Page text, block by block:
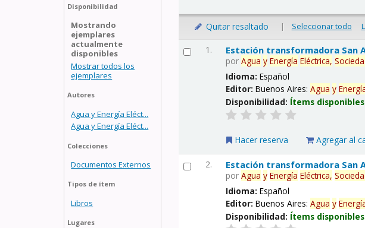
Disponibilidad
Mostrando
ejemplares
actualmente
disponibles
Mostrar todos los
ejemplares
Autores
Agua y Energía Eléct...
Agua y Energía Eléct...
Colecciones
Documentos Externos
Tipos de ítem
Libros
Lugares
Quitar resaltado | Seleccionar todo
1. Estación transformadora San
porAgua y Energía Eléctrica,
Idioma:Español
Editor:Buenos Aires:Agua y
Disponibilidad: Ítems
Hacer reserva Agregar al
2. Estación transformadora San
porAgua y Energía Eléctrica,
Idioma:Español
Editor:Buenos Aires:Agua y
Disponibilidad: Ítems